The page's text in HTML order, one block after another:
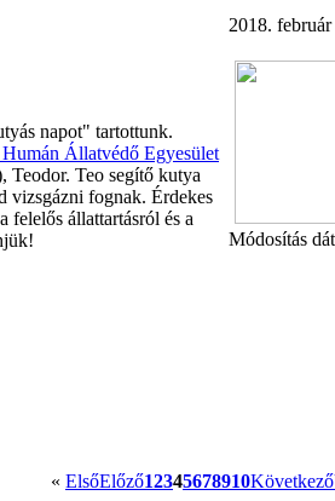
napot" tartottunk.
Humán Állatvédő Egyesület
Teodor. Teo segítő kutya
vizsgázni fognak. Érdekes
felelős állattartásról és a
2018.
Módosítás
« ElsőElőző12345678910Következő